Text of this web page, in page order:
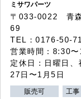
ミサワパーツ
〒033-0022 青森
69
TEL：0176-50-
営業時間：8:30
定休日：日曜日
27日〜1月5日
販売可 工